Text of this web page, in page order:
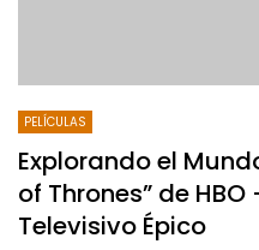
PELÍCULAS
Explorando el
of Thrones” de
Televisivo Épico